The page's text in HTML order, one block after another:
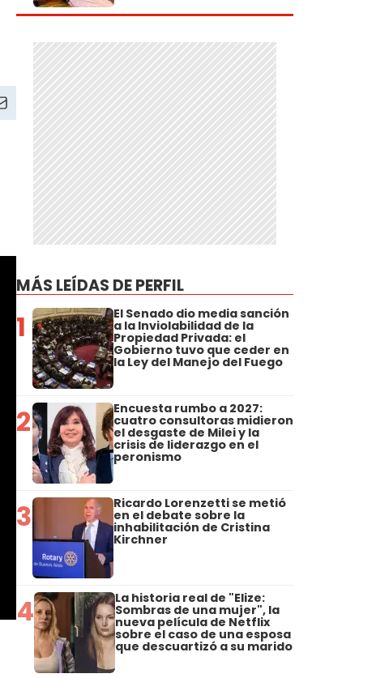
MÁS LEÍDAS DE PERFIL
1 El Senado dio media sanción
a la Inviolabilidad de la
Propiedad Privada: el
Gobierno tuvo que ceder en
la Ley del Manejo del Fuego
2 Encuesta rumbo a 2027:
cuatro consultoras midieron
el desgaste de Milei y la
crisis de liderazgo en el
peronismo
3 Ricardo Lorenzetti se metió
en el debate sobre la
inhabilitación de Cristina
Kirchner
4 La historia real de "Elize:
Sombras de una mujer", la
nueva película de Netflix
sobre el caso de una esposa
que descuartizó a su marido